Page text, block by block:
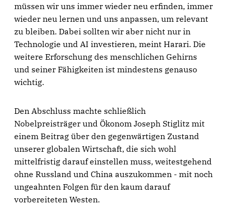
müssen wir uns immer wieder neu erfinden, immer
wieder neu lernen und uns anpassen, um relevant
zu bleiben. Dabei sollten wir aber nicht nur in
Technologie und AI investieren, meint Harari. Die
weitere Erforschung des menschlichen Gehirns
und seiner Fähigkeiten ist mindestens genauso
wichtig.
Den Abschluss machte schließlich
Nobelpreisträger und Ökonom Joseph Stiglitz mit
einem Beitrag über den gegenwärtigen Zustand
unserer globalen Wirtschaft, die sich wohl
mittelfristig darauf einstellen muss, weitestgehend
ohne Russland und China auszukommen - mit noch
ungeahnten Folgen für den kaum darauf
vorbereiteten Westen.